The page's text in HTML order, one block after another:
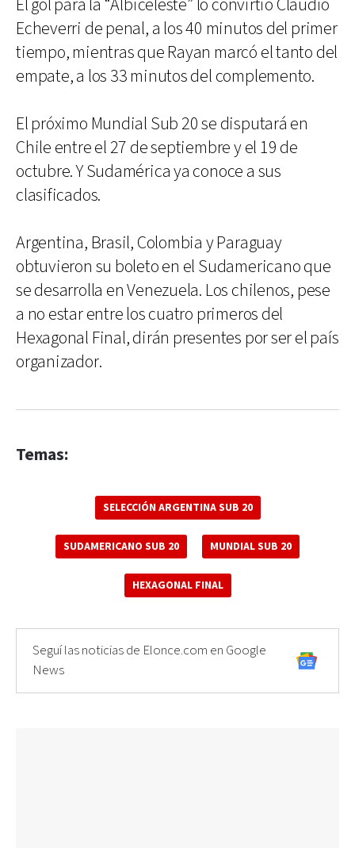
El gol para la “Albiceleste” lo convirtió Claudio
Echeverri de penal, a los 40 minutos del primer
tiempo, mientras que Rayan marcó el tanto del
empate, a los 33 minutos del complemento.
El próximo Mundial Sub 20 se disputará en
Chile entre el 27 de septiembre y el 19 de
octubre. Y Sudamérica ya conoce a sus
clasificados.
Argentina, Brasil, Colombia y Paraguay
obtuvieron su boleto en el Sudamericano que
se desarrolla en Venezuela. Los chilenos, pese
a no estar entre los cuatro primeros del
Hexagonal Final, dirán presentes por ser el país
organizador.
Temas:
SELECCIÓN ARGENTINA SUB 20
SUDAMERICANO SUB 20 MUNDIAL SUB 20
HEXAGONAL FINAL
Seguí las noticias de Elonce.com en Google
News